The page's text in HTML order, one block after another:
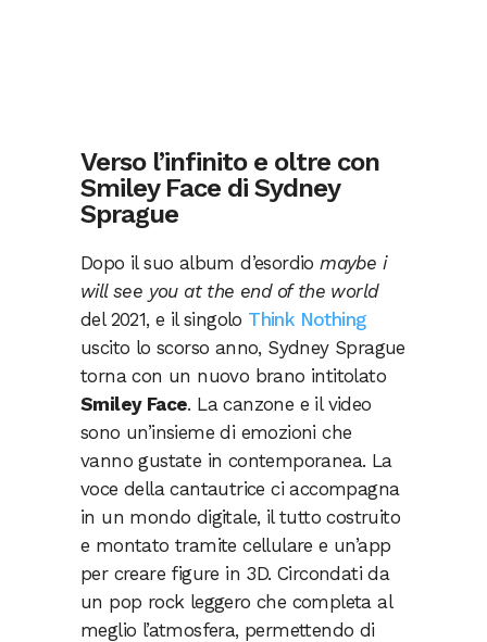
Verso l’infinito e oltre con
Smiley Face di Sydney
Sprague
Dopo il suo album d’esordiomaybe i
will see you at the end of the world
del 2021, e il singolo Think Nothing
uscito lo scorso anno, Sydney Sprague
torna con un nuovo brano intitolato
Smiley Face. La canzone e il video
sono un’insieme di emozioni che
vanno gustate in contemporanea. La
voce della cantautrice ci accompagna
in un mondo digitale, il tutto costruito
e montato tramite cellulare e un’app
per creare figure in 3D. Circondati da
un pop rock leggero che completa al
meglio l’atmosfera, permettendo di